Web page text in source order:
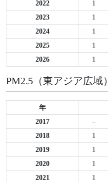
2022
1
2023
1
2024
1
2025
1
2026
1
PM2.5（東アジア広域）
年
2017
–
2018
1
2019
1
2020
1
2021
1